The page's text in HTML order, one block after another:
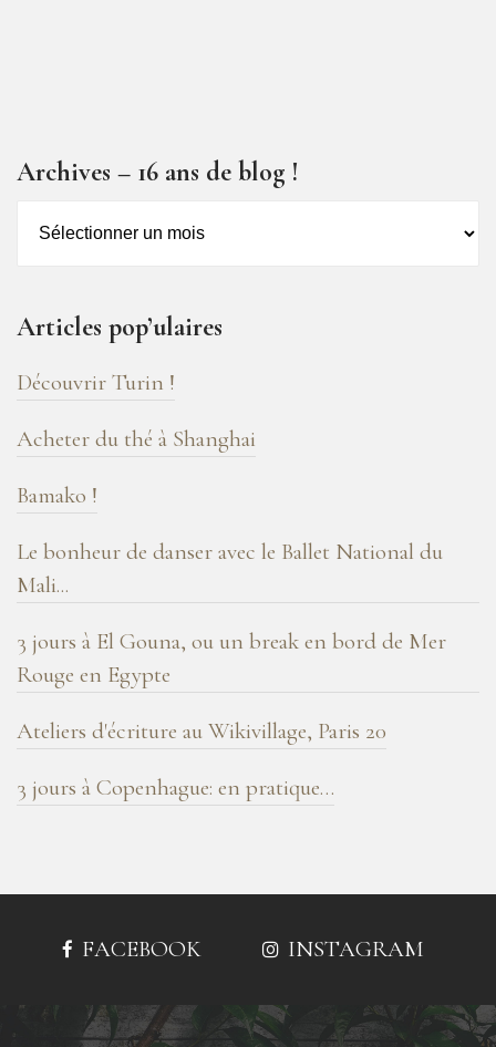
Archives – 16 ans de blog !
de
blog
!
Articles pop’ulaires
Découvrir Turin !
Acheter du thé à Shanghai
Bamako !
Le bonheur de danser avec le Ballet National du
Mali...
3 jours à El Gouna, ou un break en bord de Mer
Rouge en Egypte
Ateliers d'écriture au Wikivillage, Paris 20
3 jours à Copenhague: en pratique…
FACEBOOK INSTAGRAM